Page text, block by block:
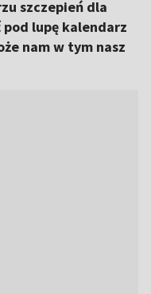
szczepień dla
lupę kalendarz
nam w tym nasz